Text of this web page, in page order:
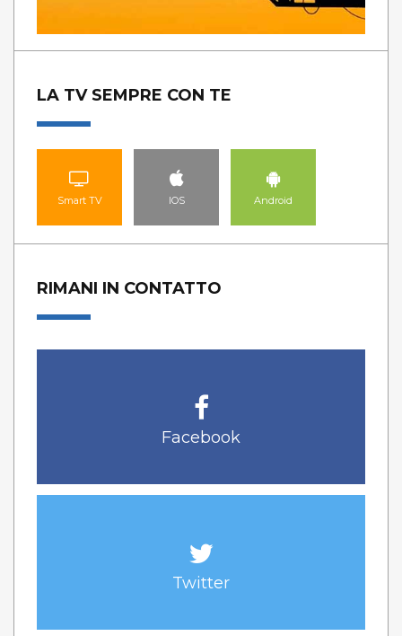
LA TV SEMPRE CON TE
Smart TV IOS Android
RIMANI IN CONTATTO
Facebook
Twitter